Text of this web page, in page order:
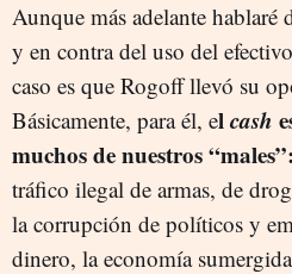
Aunque más adelante hablaré
y en contra del uso del
caso es que Rogoff llevó su
Básicamente, para él, elcash
muchos de nuestros “males”:
tráfico ilegal de armas, de
la corrupción de políticos y
dinero, la economía